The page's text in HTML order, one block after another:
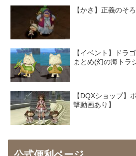
【かさ】正義のそ
【イベント】ドラ
まとめ(幻の海トラ
【DQXショップ】
撃動画あり】